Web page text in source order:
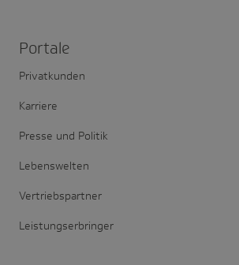
Portale
Privatkunden
Karriere
Presse und Politik
Lebenswelten
Vertriebspartner
Leistungserbringer